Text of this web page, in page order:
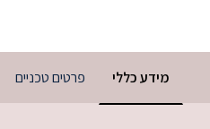
מידע כללי פרטים טכניים